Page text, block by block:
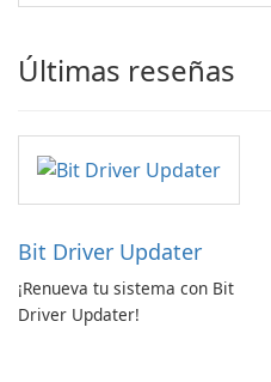
Últimas reseñas
Bit Driver Updater
¡Renueva tu sistema con Bit
Driver Updater!